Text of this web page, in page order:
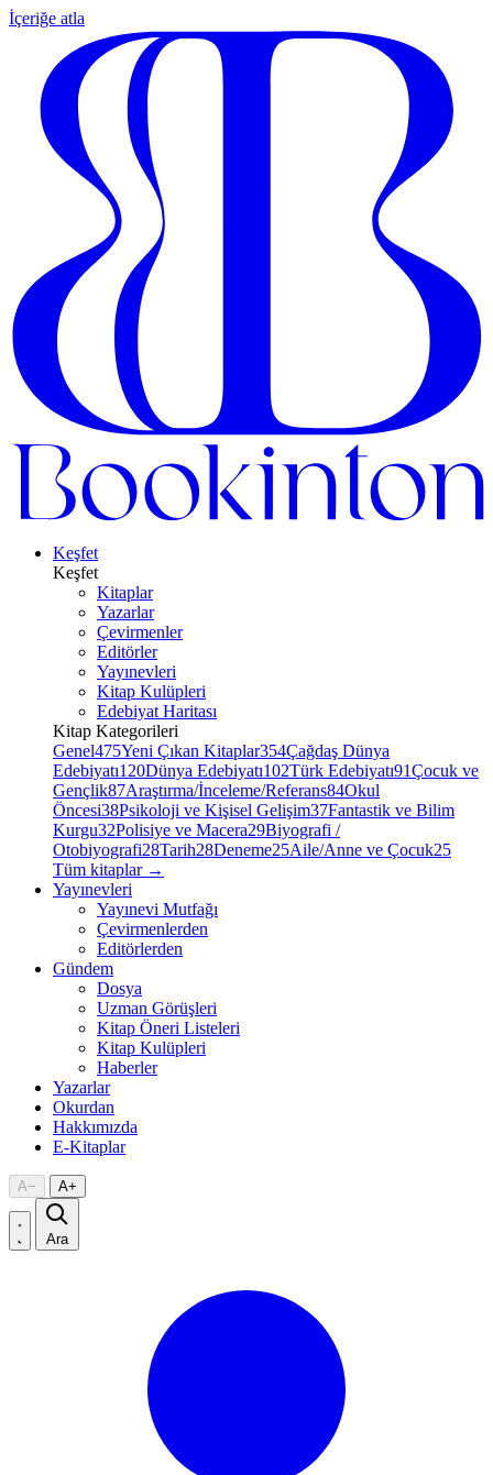
İçeriğe atla
Keşfet
Keşfet
Kitaplar
Yazarlar
Çevirmenler
Editörler
Yayınevleri
Kitap Kulüpleri
Edebiyat Haritası
Kitap Kategorileri
Genel475Yeni Çıkan Kitaplar354Çağdaş Dünya
Edebiyatı120Dünya Edebiyatı102Türk Edebiyatı91Çocuk ve
Gençlik87Araştırma/İnceleme/Referans84Okul
Öncesi38Psikoloji ve Kişisel Gelişim37Fantastik ve Bilim
Kurgu32Polisiye ve Macera29Biyografi /
Otobiyografi28Tarih28Deneme25Aile/Anne ve Çocuk25
Tüm kitaplar →
Yayınevleri
Yayınevi Mutfağı
Çevirmenlerden
Editörlerden
Gündem
Dosya
Uzman Görüşleri
Kitap Öneri Listeleri
Kitap Kulüpleri
Haberler
Yazarlar
Okurdan
Hakkımızda
E-Kitaplar
A− A+
Ara